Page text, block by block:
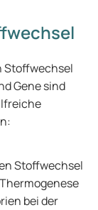
Stoffwechsel
Gene sind
Stoffwechsel
bei der